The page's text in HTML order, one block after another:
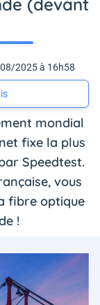
(devant
2025 à 16h58
mondial
fixe la plus
Speedtest.
vous
fibre optique
!